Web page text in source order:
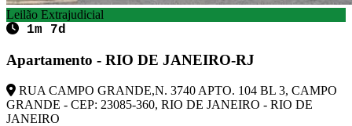
Leilão Extrajudicial
1m 7d
Apartamento - RIO DE JANEIRO-RJ
RUA CAMPO GRANDE,N. 3740 APTO. 104 BL 3, CAMPO
GRANDE - CEP: 23085-360, RIO DE JANEIRO - RIO DE
JANEIRO